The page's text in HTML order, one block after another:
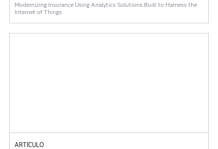
Modernizing Insurance Using Analytics Solutions Built to Harness the
Internet of Things
ARTÍCULO